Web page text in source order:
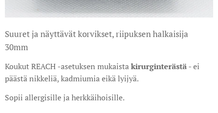
Suuret ja näyttävät korvikset, riipuksen halkaisija
30mm
Koukut REACH -asetuksen mukaistakirurginterästä- ei
päästä nikkeliä, kadmiumia eikä lyijyä.
Sopii allergisille ja herkkäihoisille.